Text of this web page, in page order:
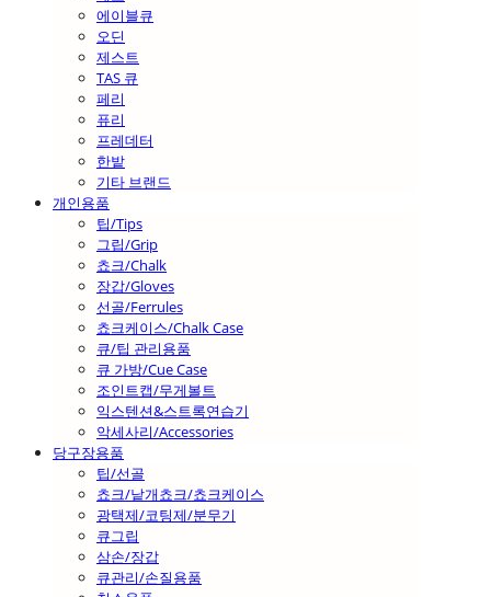
에이블큐
오딘
제스트
TAS 큐
페리
퓨리
프레데터
한밭
기타 브랜드
개인용품
팁/Tips
그립/Grip
쵸크/Chalk
장갑/Gloves
선골/Ferrules
쵸크케이스/Chalk Case
큐/팁 관리용품
큐 가방/Cue Case
조인트캡/무게볼트
익스텐션&스트록연습기
악세사리/Accessories
당구장용품
팁/선골
쵸크/낱개쵸크/쵸크케이스
광택제/코팅제/분무기
큐그립
삼손/장갑
큐관리/손질용품